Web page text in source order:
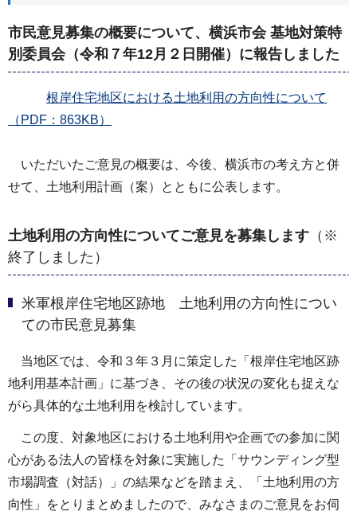
市民意見募集の概要について、横浜市会 基地対策特
別委員会（令和７年12月２日開催）に報告しました
根岸住宅地区における土地利用の方向性について
（PDF：863KB）
いただいたご意見の概要は、今後、横浜市の考え方と併
せて、土地利用計画（案）とともに公表します。
土地利用の方向性についてご意見を募集します （※
終了しました）
米軍根岸住宅地区跡地 土地利用の方向性につい
ての市民意見募集
当地区では、令和３年３月に策定した「根岸住宅地区跡
地利用基本計画」に基づき、その後の状況の変化も捉えな
がら具体的な土地利用を検討しています。
この度、対象地区における土地利用や企画での参加に関
心がある法人の皆様を対象に実施した「サウンディング型
市場調査（対話）」の結果などを踏まえ、「土地利用の方
向性」をとりまとめましたので、みなさまのご意見をお伺